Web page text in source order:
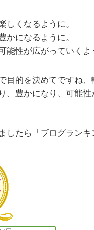
しくなるように。
かになるように。
能性が広がっていくよ
目的を決めてですね
、豊かになり、可能性
したら「ブログランキ